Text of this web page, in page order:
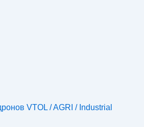
VTOL / AGRI / Industrial